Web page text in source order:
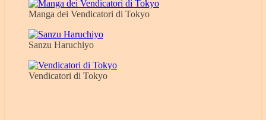
Manga dei Vendicatori di Tokyo
Sanzu Haruchiyo
Vendicatori di Tokyo